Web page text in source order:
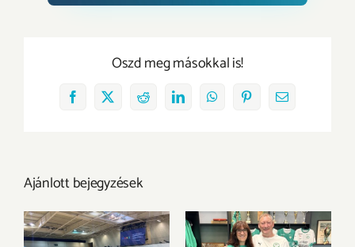
Oszd meg másokkal is!
Facebook
X RedditLinkedInWhatsAppPinterestEmail:
Ajánlott bejegyzések